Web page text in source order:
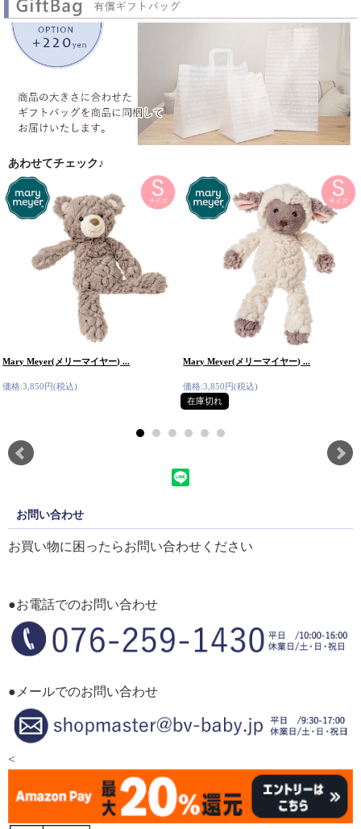
あわせてチェック♪
Mary Meyer(メリーマイヤー) ...
価格:3,850円(税込)
Mary Meyer(メリーマイヤー) ...
価格:3,850円(税込)
在庫切れ
お問い合わせ
お買い物に困ったらお問い合わせください
●お電話でのお問い合わせ
●メールでのお問い合わせ
<